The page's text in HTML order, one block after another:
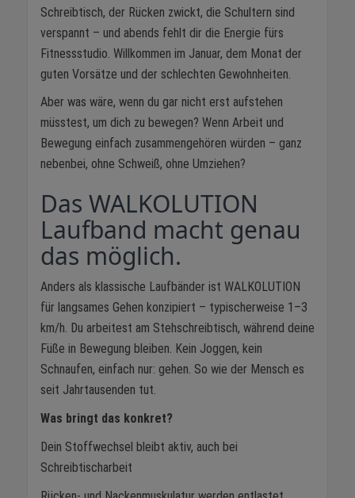
Schreibtisch, der Rücken zwickt, die Schultern sind
verspannt – und abends fehlt dir die Energie fürs
Fitnessstudio. Willkommen im Januar, dem Monat der
guten Vorsätze und der schlechten Gewohnheiten.
Aber was wäre, wenn du gar nicht erst aufstehen
müsstest, um dich zu bewegen? Wenn Arbeit und
Bewegung einfach zusammengehören würden – ganz
nebenbei, ohne Schweiß, ohne Umziehen?
Das WALKOLUTION
Laufband macht genau
das möglich.
Anders als klassische Laufbänder ist WALKOLUTION
für langsames Gehen konzipiert – typischerweise 1–3
km/h. Du arbeitest am Stehschreibtisch, während deine
Füße in Bewegung bleiben. Kein Joggen, kein
Schnaufen, einfach nur: gehen. So wie der Mensch es
seit Jahrtausenden tut.
Was bringt das konkret?
Dein Stoffwechsel bleibt aktiv, auch bei
Schreibtischarbeit